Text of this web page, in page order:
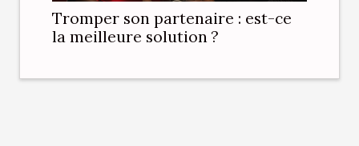
Tromper son partenaire : est-ce
la meilleure solution ?